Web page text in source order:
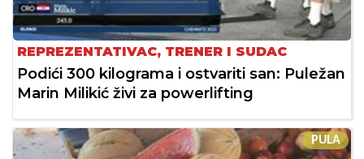
REPREZENTATIVAC, TRENER I SUDAC
Podići 300 kilograma i ostvariti san: Puležan
Marin Milikić živi za powerlifting
PULA